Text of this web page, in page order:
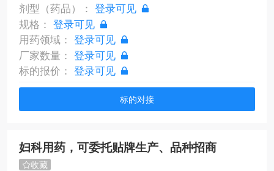
剂型（药品）：登录可见
规格：登录可见
用药领域：登录可见
厂家数量：登录可见
标的报价：登录可见
标的对接
妇科用药，可委托贴牌生产、品种招商
收藏